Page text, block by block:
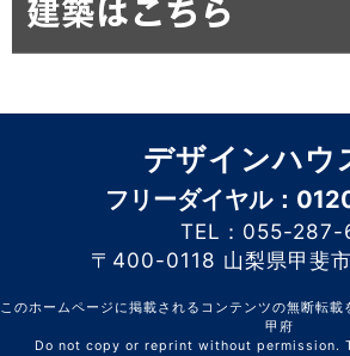
デザインハウ
フリーダイヤル：
TEL：055-287-
〒400-0118 山梨県甲斐
このホームページに掲載されるコンテンツの無断転
甲府
Do not copy or reprint without permission.